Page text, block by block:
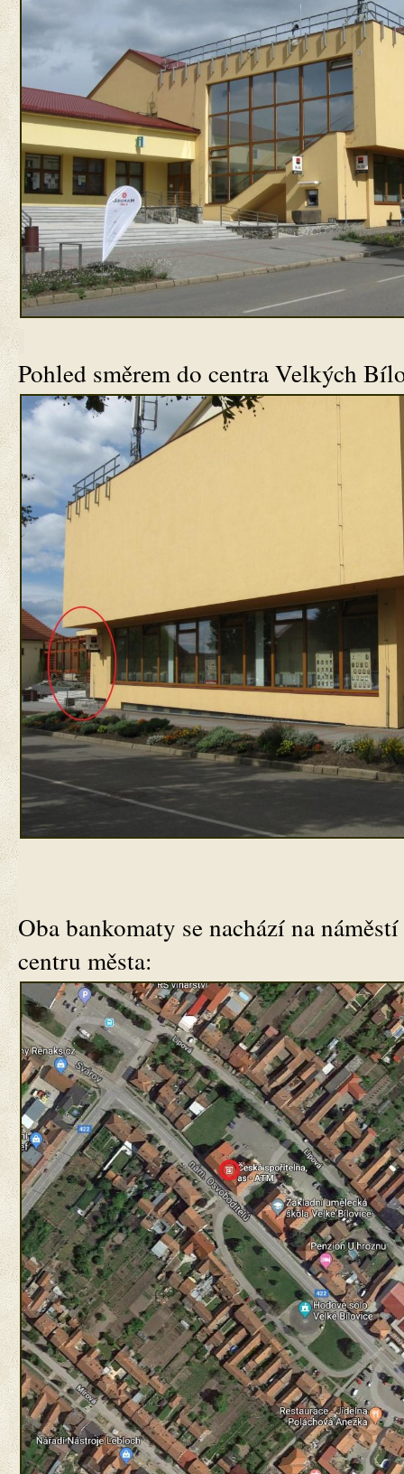
Pohled směrem do centra Velkých
Oba bankomaty se nachází na
centru města: